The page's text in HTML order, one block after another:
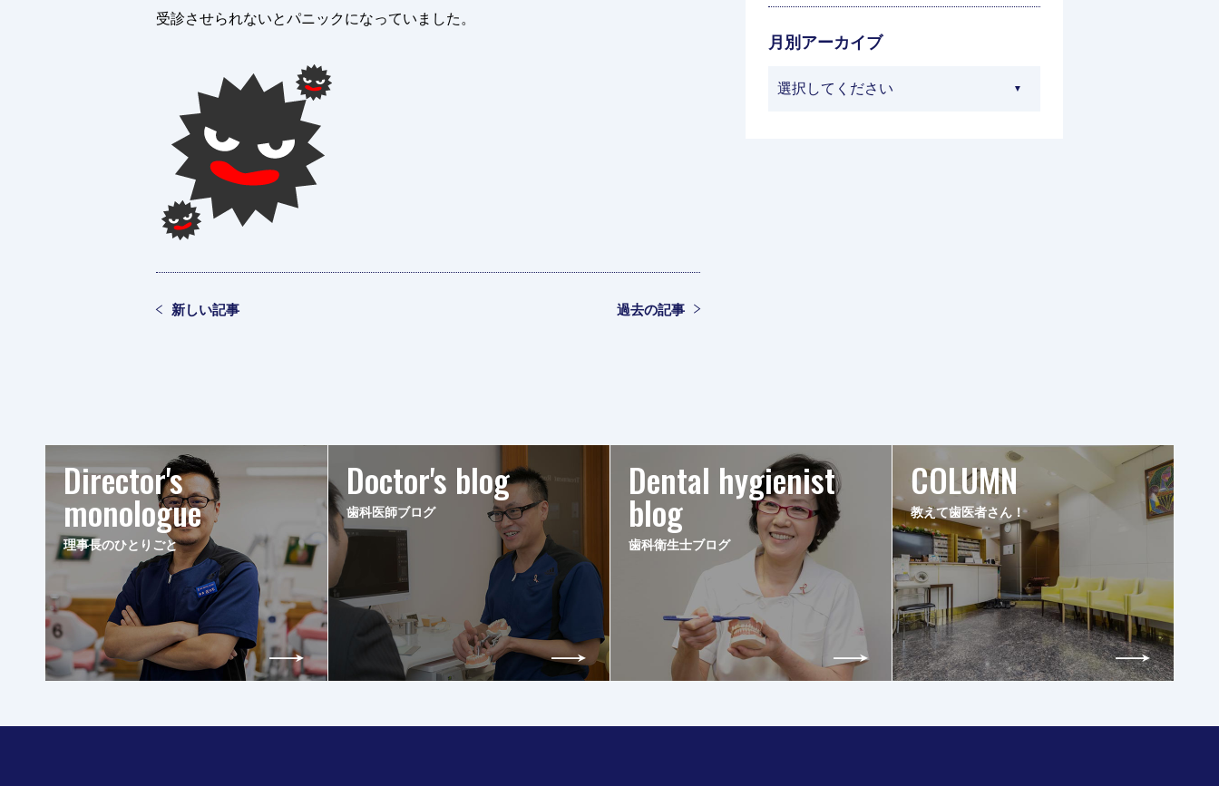
受診させられないとパニックになっていました。
新しい記事 過去の記事
月別アーカイブ
Director's
monologue
理事長のひとりごと
Doctor's blog
歯科医師ブログ
Dental hygienist
blog
歯科衛生士ブログ
COLUMN
教えて歯医者さん！